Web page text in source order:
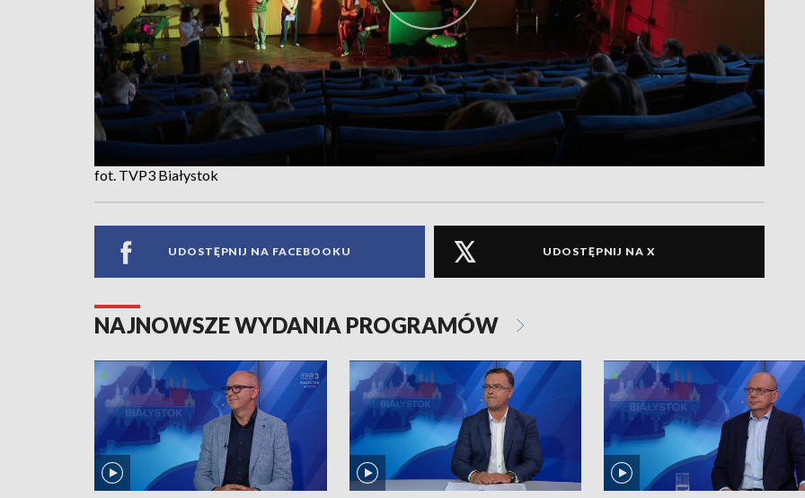
fot. TVP3 Białystok
UDOSTĘPNIJ NA FACEBOOKU UDOSTĘPNIJ NA X
NAJNOWSZE WYDANIA PROGRAMÓW